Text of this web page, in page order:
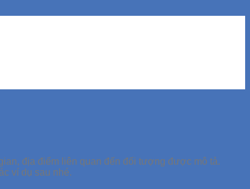
địa điểm liên quan đến đối tượng được mô tả.
ví dụ sau nhé.